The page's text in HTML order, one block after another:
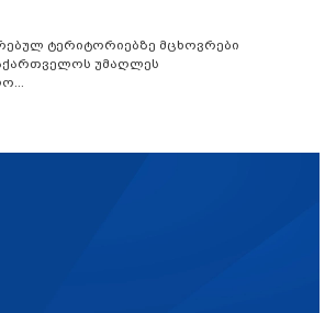
ტერიტორიებზე მცხოვრები
უმაღლეს